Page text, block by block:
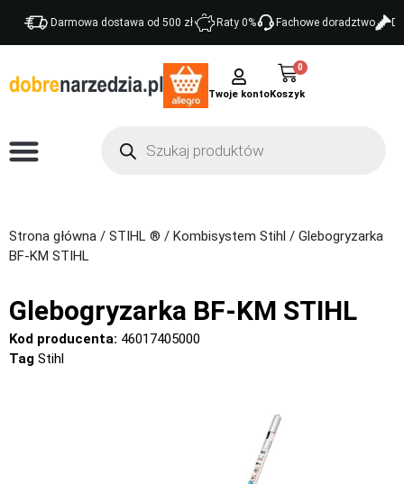
Darmowa dostawa od 500 zł Raty 0% Fachowe doradztwo
Twoje konto
0
Strona główna / STIHL ® / Kombisystem Stihl / Glebogryzarka
BF-KM STIHL
Glebogryzarka BF-KM STIHL
Kod producenta: 46017405000
Tag Stihl